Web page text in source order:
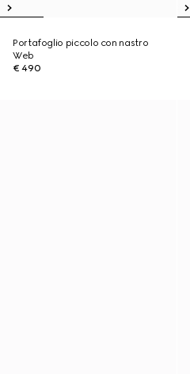
Portafoglio piccolo con nastro
Web
€ 490